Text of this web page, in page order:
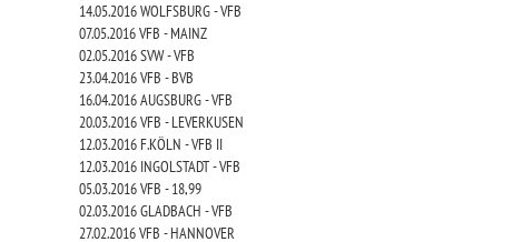
14.05.2016 WOLFSBURG - VFB
07.05.2016 VFB - MAINZ
02.05.2016 SVW - VFB
23.04.2016 VFB - BVB
16.04.2016 AUGSBURG - VFB
20.03.2016 VFB - LEVERKUSEN
12.03.2016 F.KÖLN - VFB II
12.03.2016 INGOLSTADT - VFB
05.03.2016 VFB - 18,99
02.03.2016 GLADBACH - VFB
27.02.2016 VFB - HANNOVER